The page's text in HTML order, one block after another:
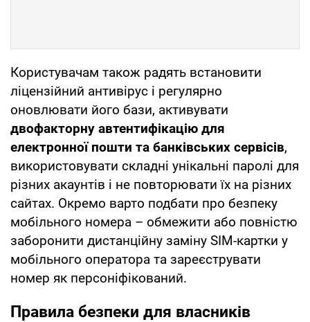
Користувачам також радять встановити
ліцензійний антивірус і регулярно
оновлювати його бази, активувати
двофакторну автентифікацію для
електронної пошти та банківських сервісів,
використовувати складні унікальні паролі для
різних акаунтів і не повторювати їх на різних
сайтах. Окремо варто подбати про безпеку
мобільного номера – обмежити або повністю
заборонити дистанційну заміну SIM-картки у
мобільного оператора та зареєструвати
номер як персоніфікований.
Правила безпеки для власників